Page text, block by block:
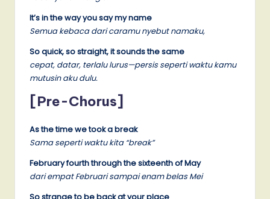
It’s in the way you say my name
Semua kebaca dari caramu nyebut namaku,
So quick, so straight, it sounds the same
cepat, datar, terlalu lurus—persis seperti waktu kamu
mutusin aku dulu.
[Pre-Chorus]
As the time we took a break
Sama seperti waktu kita “break”
February fourth through the sixteenth of May
dari empat Februari sampai enam belas Mei
So strange to be back at your place